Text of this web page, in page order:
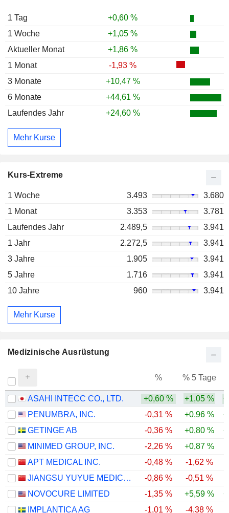
1 Tag
+0,60 %
1 Woche
+1,05 %
Aktueller Monat
+1,86 %
1 Monat
-1,93 %
3 Monate
+10,47 %
6 Monate
+44,61 %
Laufendes Jahr
+24,60 %
Mehr Kurse
Kurs-Extreme
1 Woche 3.493
3.680
1 Monat
3.353
3.781
Laufendes Jahr
2.489,5
3.941
1 Jahr
2.272,5
3.941
3 Jahre
1.905
3.941
5 Jahre
1.716
3.941
10 Jahre
960 3.941
Mehr Kurse
Medizinische Ausrüstung
% % 5 Tage
ASAHI INTECC CO., LTD. +0,60 % +1,05 %
PENUMBRA, INC.
-0,31 % +0,96 %
GETINGE AB
-0,36 % +0,80 %
MINIMED GROUP, INC.
-2,26 %
+0,87 %
APT MEDICAL INC.
-0,48 % -1,62 %
JIANGSU YUYUE MEDICAL EQUIPMENT & SUPPLY CO., LTD.
-0,86 % -0,51 %
NOVOCURE LIMITED
-1,35 % +5,59 %
IMPLANTICA AG
-1,01 % -4,38 %